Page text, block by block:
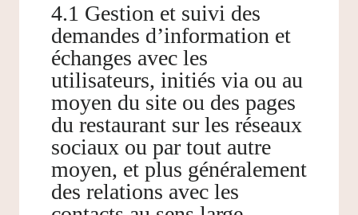
4.1 Gestion et suivi des
demandes d’information et
échanges avec les
utilisateurs, initiés via ou au
moyen du site ou des pages
du restaurant sur les réseaux
sociaux ou par tout autre
moyen, et plus généralement
des relations avec les